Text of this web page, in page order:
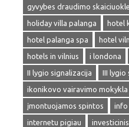
gyvybes draudimo skaiciuokle
holiday villa palanga
hotel
hotel palanga spa
hotel
hotels in vilnius
i londona
II lygio signalizacija
III lygio
ikonikovo vairavimo mokykla
įmontuojamos spintos
info
internetu pigiau